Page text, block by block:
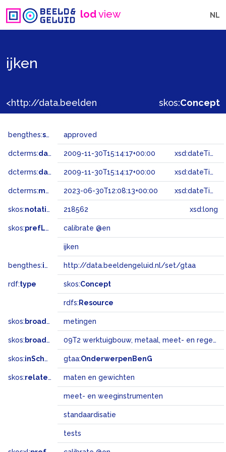
lodview NL
ijken
skos:Concept
bengthes:status approved
dcterms:dateAccepted 2009-11-30T15:14:17+00:00 xsd:dateTime
dcterms:dateSubmitted 2009-11-30T15:14:17+00:00 xsd:dateTime
dcterms:modified 2023-06-30T12:08:13+00:00 xsd:dateTime
skos:notation 218562 xsd:long
skos:prefLabel calibrate @en
ijken
bengthes:inSet http://data.beeldengeluid.nl/set/gtaa
rdf:type skos:Concept
rdfs: Resource
skos: broader metingen
skos: broadMatch 09T2 werktuigbouw, metaal, meet- en regeltechniek, verkeerstechniek
skos:inScheme gtaa:OnderwerpenBenG
skos:related maten en gewichten
meet- en weeginstrumenten
standaardisatie
tests